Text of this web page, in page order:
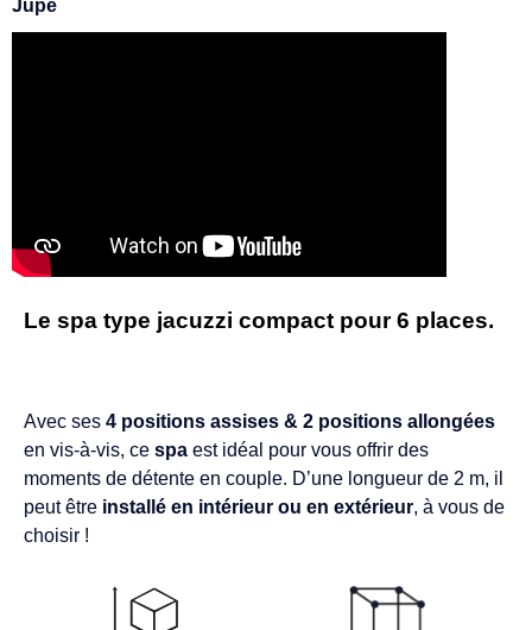
Jupe
Le spa type jacuzzi compact pour 6 places.
Avec ses 4 positions assises & 2 positions allongées
en vis-à-vis, ce spa est idéal pour vous offrir des
moments de détente en couple. D’une longueur de 2 m, il
peut être installé en intérieur ou en extérieur, à vous de
choisir !